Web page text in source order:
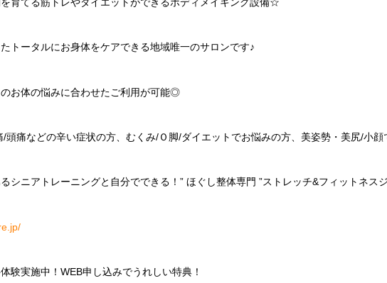
トータルにお身体をケアできる地域唯一のサロンです♪
お体の悩みに合わせたご利用が可能◎
/頭痛などの辛い症状の方、むくみ/Ｏ脚/ダイエットでお悩みの方、美姿勢・美尻/小
シニアトレーニングと自分でできる！” ほぐし整体専門 ”ストレッチ&フィットネス
験実施中！WEB申し込みでうれしい特典！